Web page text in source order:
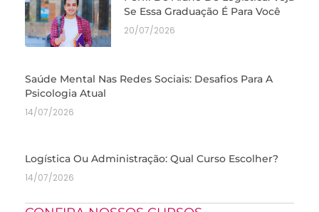
Se Essa Graduação É Para Você
20/07/2026
Saúde Mental Nas Redes Sociais: Desafios Para A
Psicologia Atual
14/07/2026
Logística Ou Administração: Qual Curso Escolher?
14/07/2026